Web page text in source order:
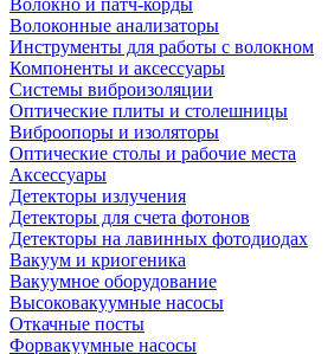
Волокно и патч-корды
Волоконные анализаторы
Инструменты для работы с волокном
Компоненты и аксессуары
Системы виброизоляции
Оптические плиты и столешницы
Виброопоры и изоляторы
Оптические столы и рабочие места
Аксессуары
Детекторы излучения
Детекторы для счета фотонов
Детекторы на лавинных фотодиодах
Вакуум и криогеника
Вакуумное оборудование
Высоковакуумные насосы
Откачные посты
Форвакуумные насосы